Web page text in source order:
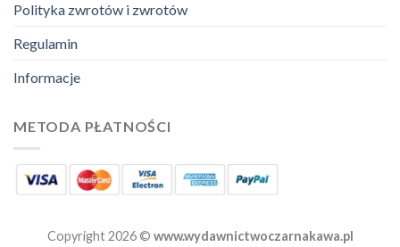
Polityka zwrotów i zwrotów
Regulamin
Informacje
METODA PŁATNOŚCI
Copyright 2026 © www.wydawnictwoczarnakawa.pl